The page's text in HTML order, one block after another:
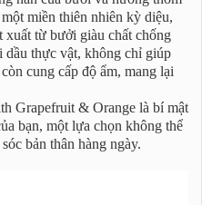
miền thiên nhiên kỳ diệu,
xuất từ bưởi giàu chất chống
thực vật, không chỉ giúp
cung cấp độ ẩm, mang lại
Grapefruit & Orange là bí mật
bạn, một lựa chọn không thể
bản thân hàng ngày.